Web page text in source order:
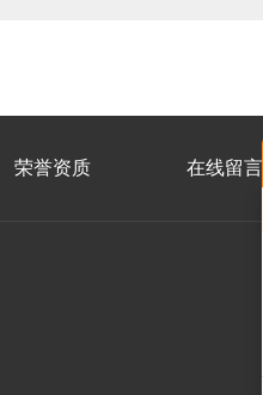
荣誉资质 在线留言